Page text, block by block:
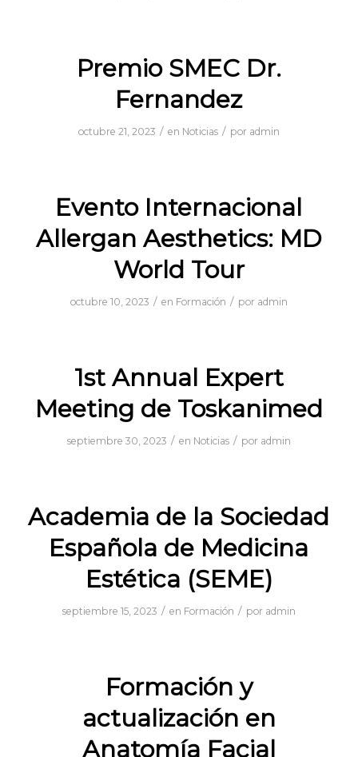
Premio SMEC Dr.
Fernandez
octubre 21, 2023 / en Noticias / por admin
Evento Internacional
Allergan Aesthetics: MD
World Tour
octubre 10, 2023 / en Formación / por admin
1st Annual Expert
Meeting de Toskanimed
septiembre 30, 2023 / en Noticias / por admin
Academia de la Sociedad
Española de Medicina
Estética (SEME)
septiembre 15, 2023 / en Formación / por admin
Formación y
actualización en
Anatomía Facial